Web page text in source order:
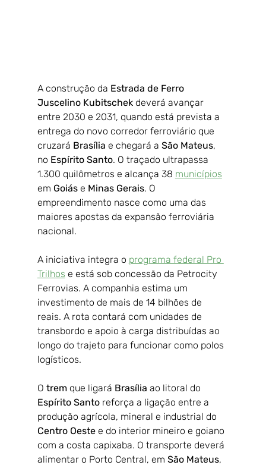
A construção da Estrada de Ferro
Juscelino Kubitschek deverá avançar
entre 2030 e 2031, quando está prevista a
entrega do novo corredor ferroviário que
cruzará Brasília e chegará a São Mateus,
no Espírito Santo. O traçado ultrapassa
1.300 quilômetros e alcança 38 municípios
em Goiás e Minas Gerais. O
empreendimento nasce como uma das
maiores apostas da expansão ferroviária
nacional.
A iniciativa integra o programa federal Pro
Trilhos e está sob concessão da Petrocity
Ferrovias. A companhia estima um
investimento de mais de 14 bilhões de
reais. A rota contará com unidades de
transbordo e apoio à carga distribuídas ao
longo do trajeto para funcionar como polos
logísticos.
O trem que ligará Brasília ao litoral do
Espírito Santo reforça a ligação entre a
produção agrícola, mineral e industrial do
Centro Oeste e do interior mineiro e goiano
com a costa capixaba. O transporte deverá
alimentar o Porto Central, em São Mateus,